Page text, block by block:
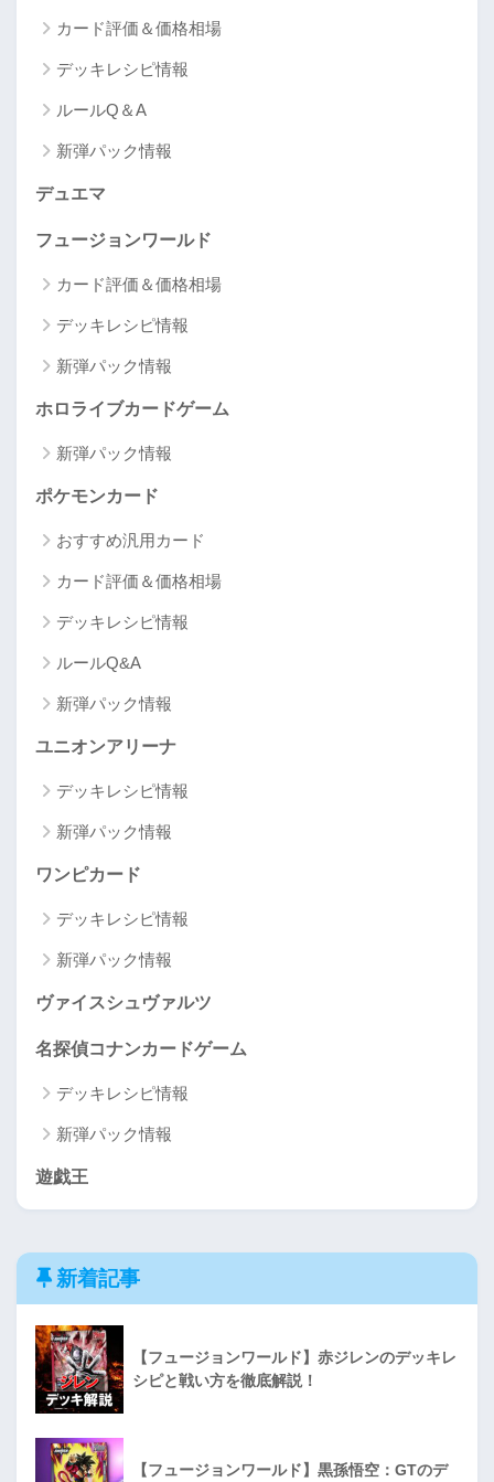
カード評価＆価格相場
デッキレシピ情報
ルールQ＆A
新弾パック情報
デュエマ
フュージョンワールド
カード評価＆価格相場
デッキレシピ情報
新弾パック情報
ホロライブカードゲーム
新弾パック情報
ポケモンカード
おすすめ汎用カード
カード評価＆価格相場
デッキレシピ情報
ルールQ&A
新弾パック情報
ユニオンアリーナ
デッキレシピ情報
新弾パック情報
ワンピカード
デッキレシピ情報
新弾パック情報
ヴァイスシュヴァルツ
名探偵コナンカードゲーム
デッキレシピ情報
新弾パック情報
遊戯王
新着記事
【フュージョンワールド】赤ジレンのデッキレ
シピと戦い方を徹底解説！
【フュージョンワールド】黒孫悟空：GTのデ